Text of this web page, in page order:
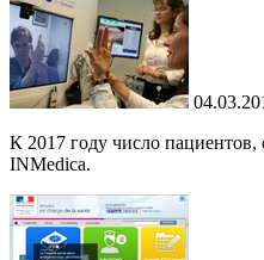
К 2017 году число
INMedica.